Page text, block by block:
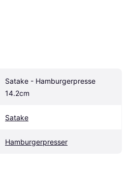
Satake - Hamburgerpresse
14.2cm
Satake
Hamburgerpresser